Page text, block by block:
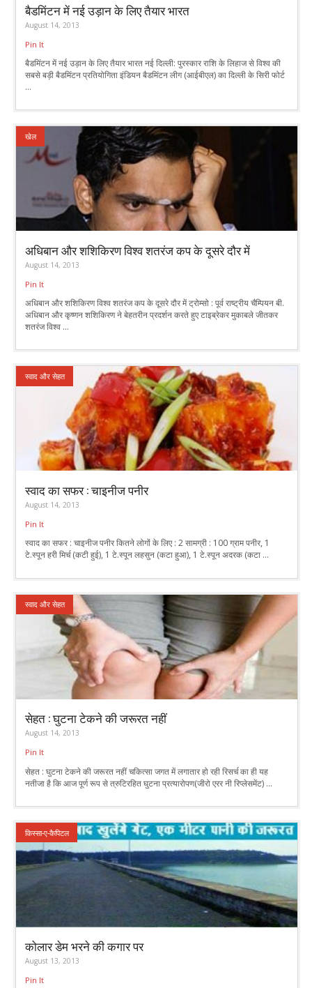
बैडमिंटन में नई उड़ान के लिए तैयार भारत
August 14, 2013
Pin It
बैडमिंटन में नई उड़ान के लिए तैयार भारत नई दिल्ली: पुरस्कार राशि के लिहाज से विश्व की
सबसे बड़ी बैडमिंटन प्रतियोगिता इंडियन बैडमिंटन लीग (आईबीएल) का दिल्ली के सिरी फोर्ट
...
अधिबान और शशिकिरण विश्व शतरंज कप के दूसरे दौर में
August 14, 2013
Pin It
अधिबान और शशिकिरण विश्व शतरंज कप के दूसरे दौर में ट्रोम्सो : पूर्व राष्ट्रीय चैम्पियन बी.
अधिबान और कृष्णन शशिकिरण ने बेहतरीन प्रदर्शन करते हुए टाइब्रेकर मुकाबले जीतकर
शतरंज विश्व ...
खेल
स्वाद का सफर : चाइनीज पनीर
August 14, 2013
Pin It
स्वाद का सफर : चाइनीज पनीर कितने लोगों के लिए : 2 सामग्री : 100 ग्राम पनीर, 1
टे.स्पून हरी मिर्च (कटी हुई), 1 टे.स्पून लहसुन (कटा हुआ), 1 टे.स्पून अदरक (कटा ...
स्वाद और सेहत
सेहत : घुटना टेकने की जरूरत नहीं
August 14, 2013
Pin It
सेहत : घुटना टेकने की जरूरत नहीं चकित्सा जगत में लगातार हो रही रिसर्च का ही यह
नतीजा है कि आज पूर्ण रूप से त्रुटिरहित घुटना प्रत्यारोपण(जीरो एरर नी रिप्लेसमेंट) ...
स्वाद और सेहत
कोलार डेम भरने की कगार पर
August 13, 2013
Pin It
किस्सा-ए-कैपिटल